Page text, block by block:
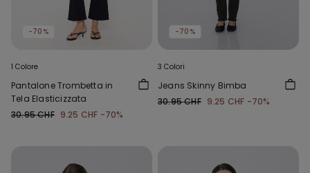
-70%
1 Colore
Pantalone Trombetta in
Tela Elasticizzata
30.95 CHF 9.25 CHF -70%
-70%
3 Colori
Jeans Skinny Bimba
30.95 CHF 9.25 CHF -70%